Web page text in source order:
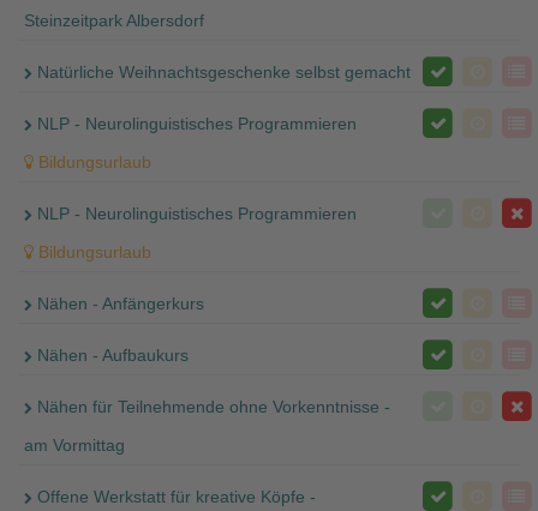
Steinzeitpark Albersdorf
Natürliche Weihnachtsgeschenke selbst gemacht
NLP - Neurolinguistisches Programmieren
Bildungsurlaub
NLP - Neurolinguistisches Programmieren
Bildungsurlaub
Nähen - Anfängerkurs
Nähen - Aufbaukurs
Nähen für Teilnehmende ohne Vorkenntnisse -
am Vormittag
Offene Werkstatt für kreative Köpfe -